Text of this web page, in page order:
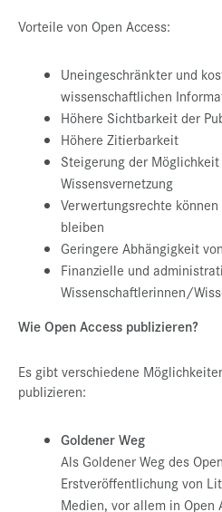
Vorteile von Open Access:
Uneingeschränkter und
wissenschaftlichen
Höhere Sichtbarkeit der
Höhere Zitierbarkeit
Steigerung der
Wissensvernetzung
Verwertungsrechte
bleiben
Geringere Abhängigkeit
Finanzielle und
Wissenschaftlerinnen/
Wie Open Access publizieren?
Es gibt verschiedene
publizieren:
Goldener Weg
Als Goldener Weg des
Erstveröffentlichung von
Medien, vor allem in Open